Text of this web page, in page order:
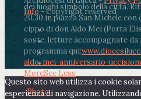
dei luoghi simbolo della città.
20.30 in piazza San Michele con
cippo di don Aldo Mei (Porta
soste, letture accompagnate da
programma qui:
aldo-mei-anniversario-
MoreSee Less
Photo
Info- Copyright reserved
Questo sito web utilizza i cookie
esperienza di navigazione.